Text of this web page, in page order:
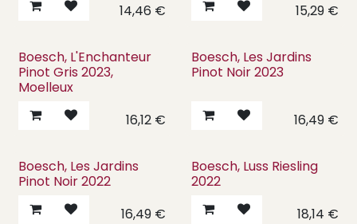
14,46 €
15,29€
Boesch, L'Enchanteur
Pinot Gris 2023,
Moelleux
16,12€
Boesch, Les Jardins
Pinot Noir 2023
16,49€
Boesch, Les Jardins
Pinot Noir 2022
16,49€
Boesch, Luss Riesling
2022
18,14 €